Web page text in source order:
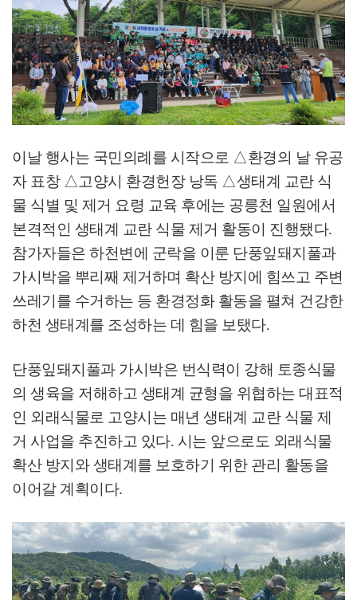
이날 행사는 국민의례를 시작으로 △환경의 날 유공
자 표창 △ 고양시 환경헌장 낭독 △생태계 교란 식
물 식별 및 제거 요령 교육 후에는 공릉천 일원에서
본격적인 생태계 교란 식물 제거 활동이 진행됐다.
참가자들은 하천변에 군락을 이룬 단풍잎돼지풀과
가시박을 뿌리째 제거하며 확산 방지에 힘쓰고 주변
쓰레기를 수거하는 등 환경정화 활동을 펼쳐 건강한
하천 생태계를 조성하는 데 힘을 보탰다.
단풍잎돼지풀과 가시박은 번식력이 강해 토종식물
의 생육을 저해하고 생태계 균형을 위협하는 대표적
인 외래식물로 고양시는 매년 생태계 교란 식물 제
거 사업을 추진하고 있다. 시는 앞으로도 외래식물
확산 방지와 생태계를 보호하기 위한 관리 활동을
이어갈 계획이다.